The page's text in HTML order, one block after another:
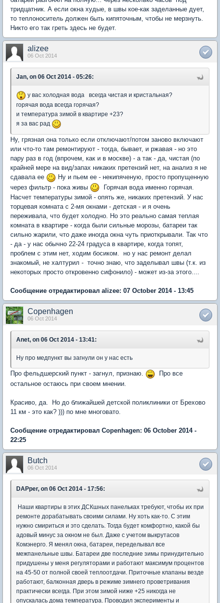
тридцатник. А если окна худые, в швы кое-как заделанные дует,
то теплоноситель должен быть кипяточным, чтобы не мерзнуть.
Никто его так греть здесь не будет.
alizee
06 Oct 2014
Jan, on 06 Oct 2014 - 05:26:
у вас холодная вода всегда чистая и кристальная?
горячая вода всегда горячая?
и температура зимой в квартире +23?
я за вас рад
Ну, грязная она только если отключают/потом заново включают
или что-то там ремонтируют - тогда, бывает, и ржавая - но это
пару раз в год (впрочем, как и в москве) - а так - да, чистая (по
крайней мере на вид/запах никаких претензий нет, на анализ я не
сдавала ее
Ну и пьем ее - некипяченую, просто пропущенную
через фильтр - пока живы
Горячая вода именно горячая.
Насчет температуры зимой - опять же, никаких претензий. У нас
торцевая комната с 2-мя окнами - детская - и я очень
переживала, что будет холодно. Но это реально самая теплая
комната в квартире - когда были сильные морозы, батареи так
сильно жарили, что даже иногда окна чуть приоткрывали. Так что
- да - у нас обычно 22-24 градуса в квартире, когда топят,
проблем с этим нет, ходим босиком. но у нас ремонт делал
знакомый, не халтурил - точно знаю, что заделывал швы (т.к. из
некоторых просто откровенно сифонило) - может из-за этого....
Сообщение отредактировал alizee: 07 October 2014 - 13:45
Copenhagen
06 Oct 2014
Anet, on 06 Oct 2014 - 13:41:
Ну про медпункт вы загнули он у нас есть
Про фельдшерский пункт - загнул, признаю.
Про все
остальное остаюсь при своем мнении.
Красиво, да. Но до ближайшей детской поликлиники от Брехово
11 км - это как? ))) по мне многовато.
Сообщение отредактировал Copenhagen: 06 October 2014 -
22:25
Butch
06 Oct 2014
DAPper, on 06 Oct 2014 - 17:56:
Наши квартиры в этих ДСКшных панельках требуют, чтобы их при
ремонте дорабатывать своими силами. Ну хоть как-то. С этим
нужно смириться и это сделать. Тогда будет комфортно, какой бы
адовый минус за окном не был. Даже с учетом выкрутасов
Комэнерго. Я менял окна, батареи, переделывал все
межпанельные швы. Батареи две последние зимы принудительно
придушены у меня регуляторами и работают максимум процентов
на 45-50 от полной своей теплоотдачи. Приточные клапаны везде
работают, балконная дверь в режиме зимнего проветривания
практически всегда. При этом зимой ниже +25 никогда не
опускалась дома температура. Проводил эксперименты и